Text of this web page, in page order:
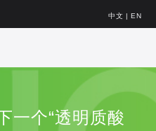
中文 | EN
一个“透明质酸